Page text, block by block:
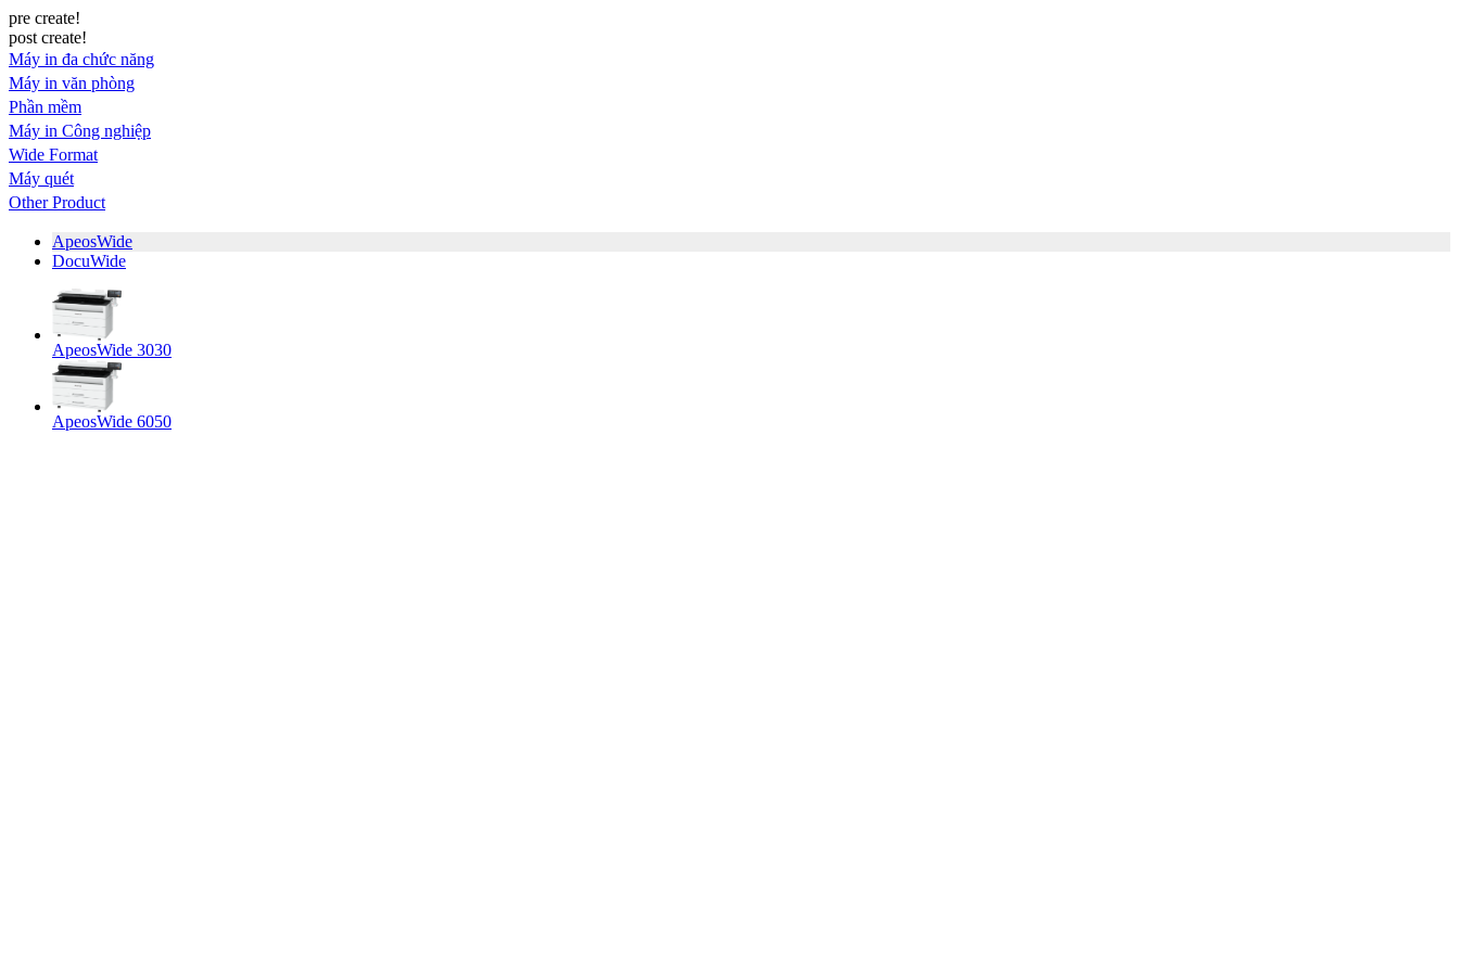
pre create!
post create!
Máy in đa chức năng
Máy in văn phòng
Phần mềm
Máy in Công nghiệp
Wide Format
Máy quét
Other Product
ApeosWide
DocuWide
ApeosWide 3030
ApeosWide 6050